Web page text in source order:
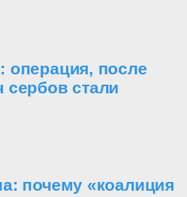
операция, после
сербов стали
почему «коалиция